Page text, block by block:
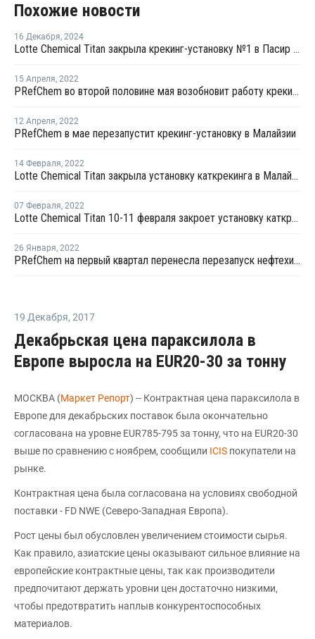
Похожие новости
16 Декабря, 2024
Lotte Chemical Titan закрыла крекинг-установку №1 в Пасир Гуданге из-за низкой маржи
15 Апреля, 2022
PRefChem во второй половине мая возобновит работу крекинг-установки в Малайзии
12 Апреля, 2022
PRefChem в мае перезапустит крекинг-установку в Малайзии
14 Февраля, 2022
Lotte Chemical Titan закрыла установку каткрекинга в Малайзии на плановый ремонт
07 Февраля, 2022
Lotte Chemical Titan 10-11 февраля закроет установку каткрекинга в Малайзии на плановый ремонт
26 Января, 2022
PRefChem на первый квартал перенесла перезапуск нефтехимического комплекса в Малайзии
19 Декабря, 2017
Декабрьская цена параксилола в
Европе выросла на EUR20-30 за тонну
МОСКВА (Маркет Репорт) -- Контрактная цена параксилола в
Европе для декабрьских поставок была окончательно
согласована на уровне EUR785-795 за тонну, что на EUR20-30
выше по сравнению с ноябрем, сообщили ICIS покупатели на
рынке.
Контрактная цена была согласована на условиях свободной
поставки - FD NWE (Северо-Западная Европа).
Рост цены был обусловлен увеличением стоимости сырья.
Как правило, азиатские цены оказывают сильное влияние на
европейские контрактные цены, так как производители
предпочитают держать уровни цен достаточно низкими,
чтобы предотвратить наплыв конкурентоспособных
материалов.